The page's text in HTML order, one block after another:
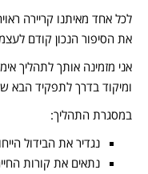
לכל אחד מאיתנו קריירה
את הסיפור הנכון קודם
אני מזמינה אותך לתהליך
ומיקוד בדרך לתפקיד הבא
במסגרת התהליך:
נגדיר את הבידול
נתאים את קורות